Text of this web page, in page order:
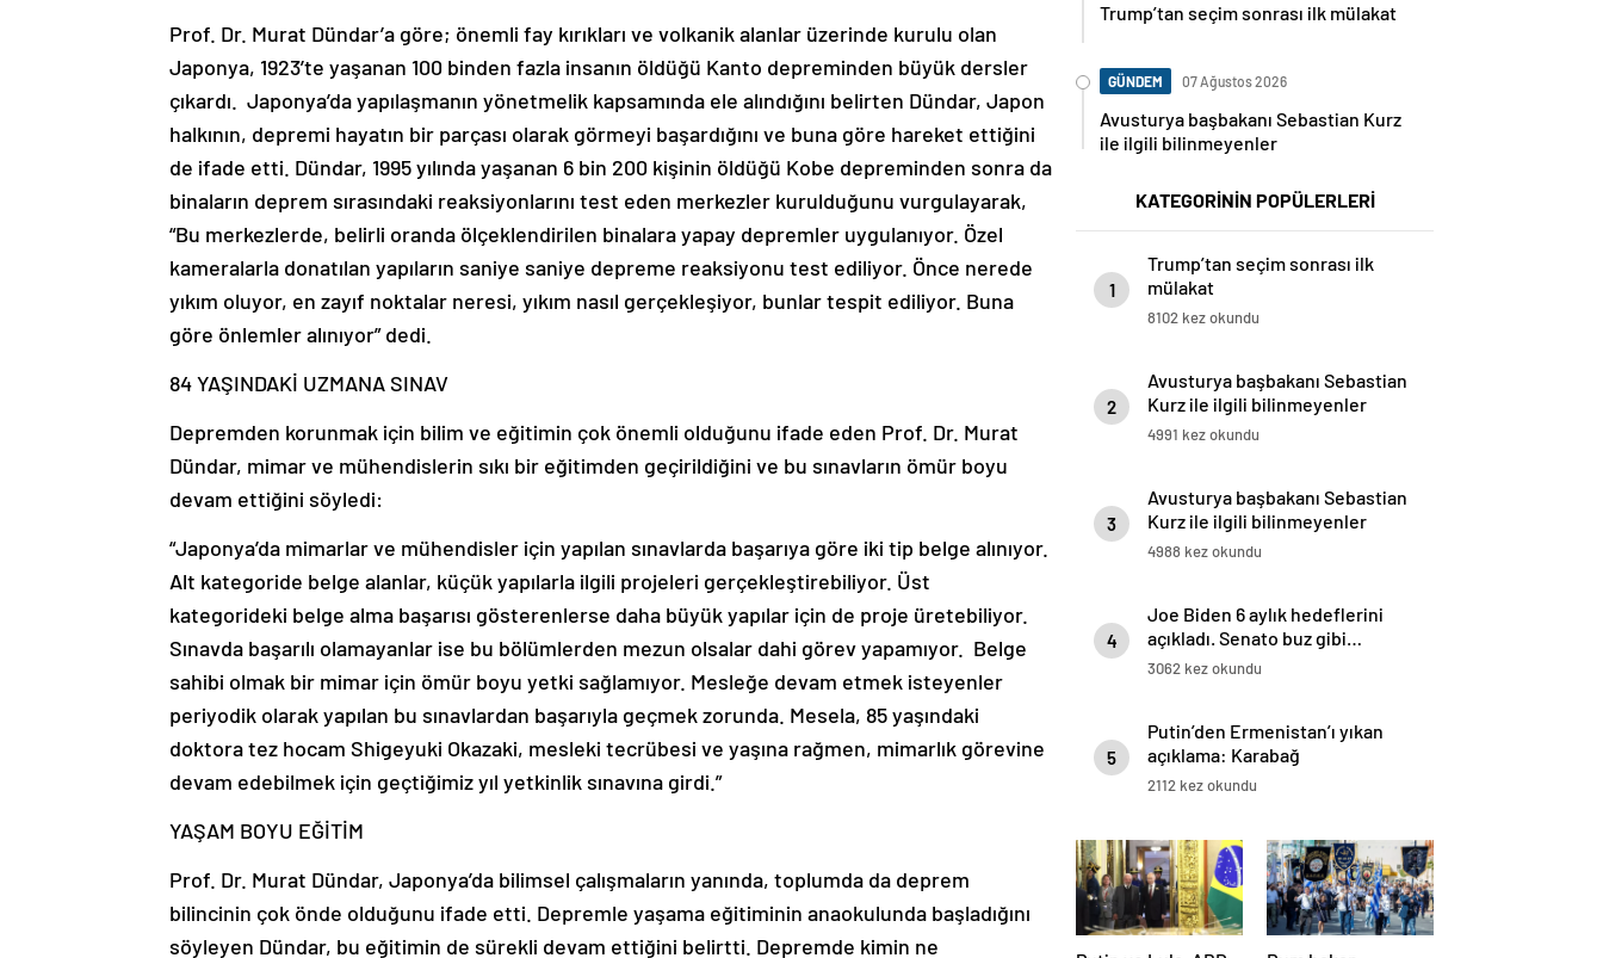
Prof. Dr. Murat Dündar’a göre; önemli fay kırıkları ve volkanik alanlar üzerinde kurulu olan
Japonya, 1923’te yaşanan 100 binden fazla insanın öldüğü Kanto depreminden büyük dersler
çıkardı. Japonya’da yapılaşmanın yönetmelik kapsamında ele alındığını belirten Dündar, Japon
halkının, depremi hayatın bir parçası olarak görmeyi başardığını ve buna göre hareket ettiğini
de ifade etti. Dündar, 1995 yılında yaşanan 6 bin 200 kişinin öldüğü Kobe depreminden sonra da
binaların deprem sırasındaki reaksiyonlarını test eden merkezler kurulduğunu vurgulayarak,
“Bu merkezlerde, belirli oranda ölçeklendirilen binalara yapay depremler uygulanıyor. Özel
kameralarla donatılan yapıların saniye saniye depreme reaksiyonu test ediliyor. Önce nerede
yıkım oluyor, en zayıf noktalar neresi, yıkım nasıl gerçekleşiyor, bunlar tespit ediliyor. Buna
göre önlemler alınıyor” dedi.
84 YAŞINDAKİ UZMANA SINAV
Depremden korunmak için bilim ve eğitimin çok önemli olduğunu ifade eden Prof. Dr. Murat
Dündar, mimar ve mühendislerin sıkı bir eğitimden geçirildiğini ve bu sınavların ömür boyu
devam ettiğini söyledi:
“Japonya’da mimarlar ve mühendisler için yapılan sınavlarda başarıya göre iki tip belge alınıyor.
Alt kategoride belge alanlar, küçük yapılarla ilgili projeleri gerçekleştirebiliyor. Üst
kategorideki belge alma başarısı gösterenlerse daha büyük yapılar için de proje üretebiliyor.
Sınavda başarılı olamayanlar ise bu bölümlerden mezun olsalar dahi görev yapamıyor. Belge
sahibi olmak bir mimar için ömür boyu yetki sağlamıyor. Mesleğe devam etmek isteyenler
periyodik olarak yapılan bu sınavlardan başarıyla geçmek zorunda. Mesela, 85 yaşındaki
doktora tez hocam Shigeyuki Okazaki, mesleki tecrübesi ve yaşına rağmen, mimarlık görevine
devam edebilmek için geçtiğimiz yıl yetkinlik sınavına girdi.”
YAŞAM BOYU EĞİTİM
Prof. Dr. Murat Dündar, Japonya’da bilimsel çalışmaların yanında, toplumda da deprem
bilincinin çok önde olduğunu ifade etti. Depremle yaşama eğitiminin anaokulunda başladığını
söyleyen Dündar, bu eğitimin de sürekli devam ettiğini belirtti. Depremde kimin ne
Trump’tan seçim sonrası ilk mülakat
GÜNDEM 07 Ağustos 2026
Avusturya başbakanı Sebastian Kurz
ile ilgili bilinmeyenler
KATEGORİNİN POPÜLERLERİ
1
Trump’tan seçim sonrası ilk
mülakat
8102 kez okundu
2
Avusturya başbakanı Sebastian
Kurz ile ilgili bilinmeyenler
4991 kez okundu
3
Avusturya başbakanı Sebastian
Kurz ile ilgili bilinmeyenler
4988 kez okundu
4
Joe Biden 6 aylık hedeflerini
açıkladı. Senato buz gibi…
3062 kez okundu
5
Putin’den Ermenistan’ı yıkan
açıklama: Karabağ
Azerbaycan’ın ayrılmaz bir
2112 kez okundu